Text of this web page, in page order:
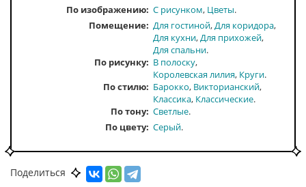
По изображению С рисунком Цветы
Помещение Для гостиной Для коридора
Для кухни Для прихожей
Для спальни
По рисунку
В полоску
Королевская лилия Круги
По стилю
Барокко Викторианский
Классика Классические
По тону Светлые
По цвету Серый
Поделиться